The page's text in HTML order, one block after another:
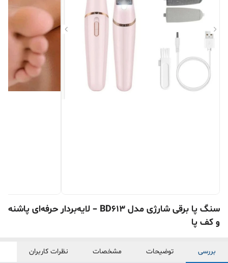
سنگ پا برقی شارژی مدل BD613 – لایه‌بردار حرفه‌ای پاشنه
و کف پا
بررسی توضیحات مشخصات نظرات کاربران